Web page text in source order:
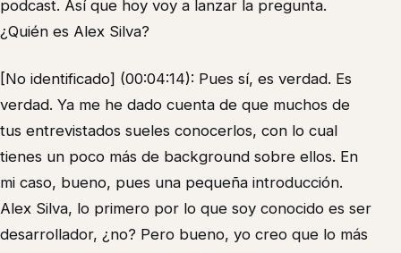
podcast. Así que hoy voy a lanzar la pregunta.
¿Quién es Alex Silva?
[No identificado] (00:04:14): Pues sí, es verdad. Es
verdad. Ya me he dado cuenta de que muchos de
tus entrevistados sueles conocerlos, con lo cual
tienes un poco más de background sobre ellos. En
mi caso, bueno, pues una pequeña introducción.
Alex Silva, lo primero por lo que soy conocido es ser
desarrollador, ¿no? Pero bueno, yo creo que lo más